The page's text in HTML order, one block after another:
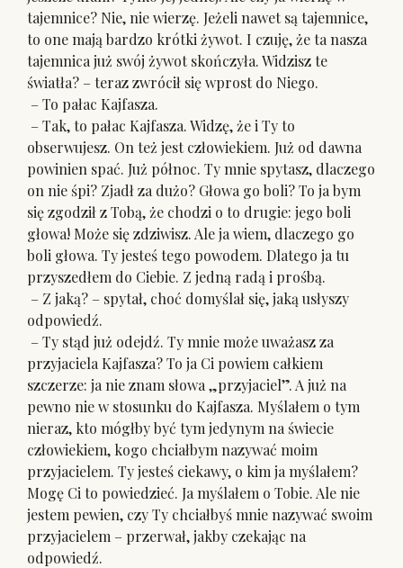
tajemnice? Nie, nie wierzę. Jeżeli nawet są tajemnice,
to one mają bardzo krótki żywot. I czuję, że ta nasza
tajemnica już swój żywot skończyła. Widzisz te
światła? – teraz zwrócił się wprost do Niego.
– To pałac Kajfasza.
– Tak, to pałac Kajfasza. Widzę, że i Ty to
obserwujesz. On też jest człowiekiem. Już od dawna
powinien spać. Już północ. Ty mnie spytasz, dlaczego
on nie śpi? Zjadł za dużo? Głowa go boli? To ja bym
się zgodził z Tobą, że chodzi o to drugie: jego boli
głowa! Może się zdziwisz. Ale ja wiem, dlaczego go
boli głowa. Ty jesteś tego powodem. Dlatego ja tu
przyszedłem do Ciebie. Z jedną radą i prośbą.
– Z jaką? – spytał, choć domyślał się, jaką usłyszy
odpowiedź.
– Ty stąd już odejdź. Ty mnie może uważasz za
przyjaciela Kajfasza? To ja Ci powiem całkiem
szczerze: ja nie znam słowa „przyjaciel”. A już na
pewno nie w stosunku do Kajfasza. Myślałem o tym
nieraz, kto mógłby być tym jedynym na świecie
człowiekiem, kogo chciałbym nazywać moim
przyjacielem. Ty jesteś ciekawy, o kim ja myślałem?
Mogę Ci to powiedzieć. Ja myślałem o Tobie. Ale nie
jestem pewien, czy Ty chciałbyś mnie nazywać swoim
przyjacielem – przerwał, jakby czekając na
odpowiedź.